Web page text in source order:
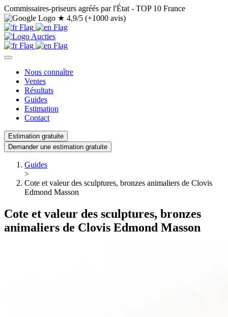
Commissaires-priseurs agréés par l'État - TOP 10 France
★ 4,9/5 (+1000 avis)
Nous connaître
Ventes
Résultats
Guides
Estimation
Contact
Estimation gratuite
Demander une estimation gratuite
Guides
>
Cote et valeur des sculptures, bronzes animaliers de Clovis
Edmond Masson
Cote et valeur des sculptures, bronzes
animaliers de Clovis Edmond Masson